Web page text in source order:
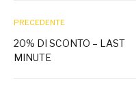
PRECEDENTE
20% DI SCONTO – LAST
MINUTE